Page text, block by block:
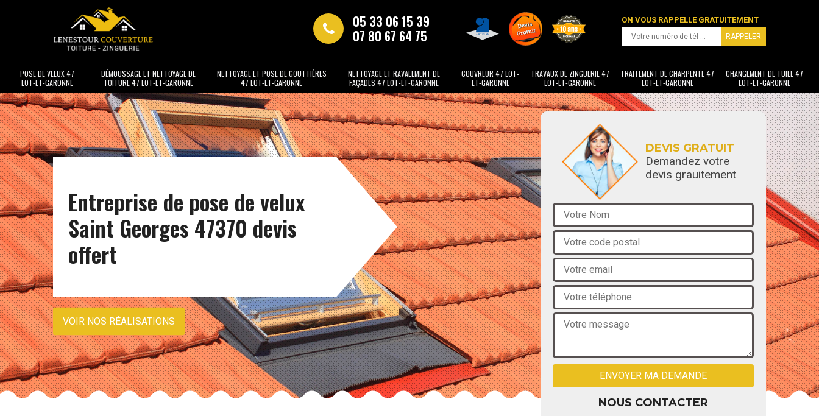
05 33 06 15 39
07 80 67 64 75
ON VOUS RAPPELLE GRATUITEMENT
POSE DE VELUX 47
LOT-ET-GARONNE
DÉMOUSSAGE ET NETTOYAGE DE
TOITURE 47 LOT-ET-GARONNE
NETTOYAGE ET POSE DE GOUTTIÈRES
47 LOT-ET-GARONNE
NETTOYAGE ET RAVALEMENT DE
FAÇADES 47 LOT-ET-GARONNE
COUVREUR 47 LOT-
ET-GARONNE
TRAVAUX DE ZINGUERIE 47
LOT-ET-GARONNE
TRAITEMENT DE CHARPENTE 47
LOT-ET-GARONNE
CHANGEMENT DE TUILE 47
LOT-ET-GARONNE
Entreprise de pose de velux
Saint Georges 47370 devis
offert
VOIR NOS RÉALISATIONS
DEVIS GRATUIT
Demandez votre
devis grauitement
NOUS CONTACTER